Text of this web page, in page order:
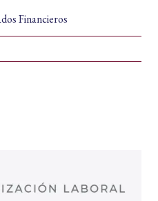
Financieros